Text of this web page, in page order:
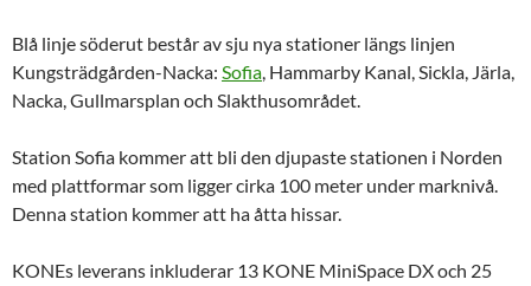
Blå linje söderut består av sju nya stationer längs linjen
Kungsträdgården-Nacka: Sofia, Hammarby Kanal, Sickla, Järla,
Nacka, Gullmarsplan och Slakthusområdet.
Station Sofia kommer att bli den djupaste stationen i Norden
med plattformar som ligger cirka 100 meter under marknivå.
Denna station kommer att ha åtta hissar.
KONEs leverans inkluderar 13 KONE MiniSpace DX och 25